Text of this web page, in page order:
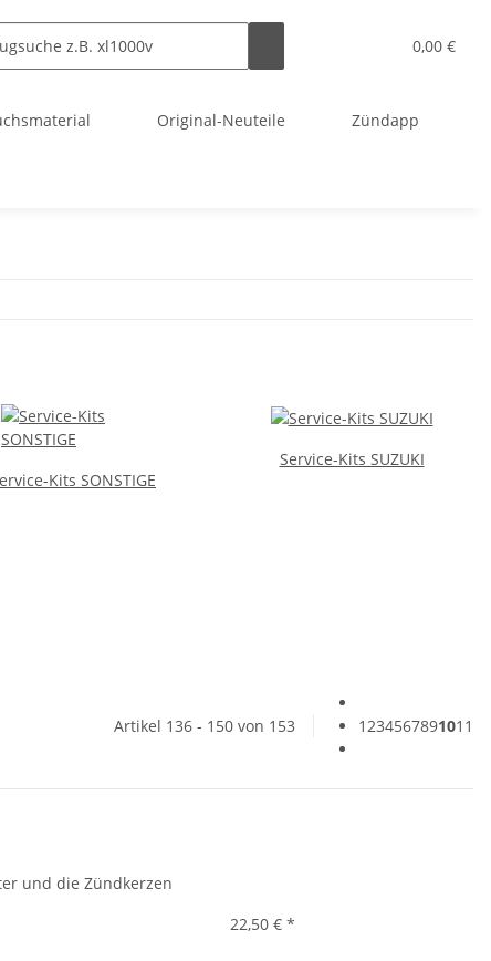
0,00 €
Original-Neuteile Zündapp
Kits SONSTIGE
Service-Kits SUZUKI
Artikel 136 - 150 von 153 1234567891011
und die Zündkerzen
22,50 € *